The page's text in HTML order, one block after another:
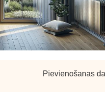
Pievienošanas